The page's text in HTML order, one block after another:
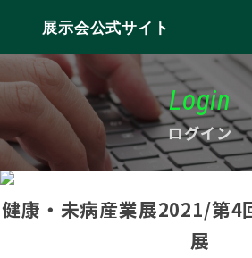
展示会公式サイト
Login
ログイン
健康・未病産業展2021/第4
展